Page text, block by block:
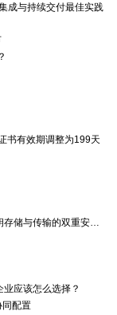
成与持续交付最佳实践
书有效期调整为199天
SSL证书与硬件安全模块HSM深度解析：如何实现密钥存储与传输的双重安全防护？
应该怎么选择？
同配置